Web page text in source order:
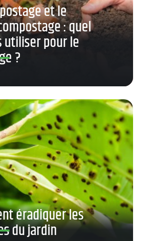
et le
: quel
utiliser pour le
?
éradiquer les
du jardin